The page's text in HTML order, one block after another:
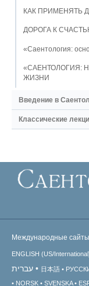
КАК ПРИМЕНЯТЬ
ДОРОГА К
«Саентология:
«САЕНТОЛОГИЯ:
ЖИЗНИ
Введение в
Классические
Международные сайты
ENGLISH (US/
עברית 日本語
NORSK
SVENSKA